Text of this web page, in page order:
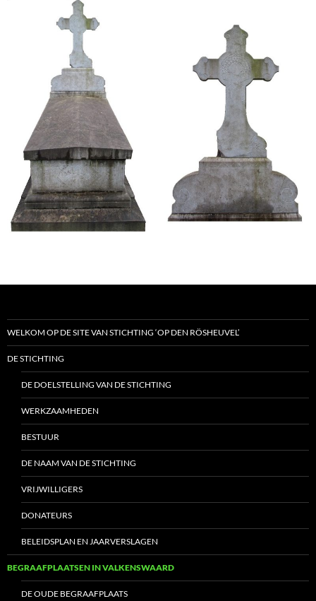
WELKOM OP DE SITE VAN STICHTING ‘OP DEN RÖSHEUVEL’
DE STICHTING
DE DOELSTELLING VAN DE STICHTING
WERKZAAMHEDEN
BESTUUR
DE NAAM VAN DE STICHTING
VRIJWILLIGERS
DONATEURS
BELEIDSPLAN EN JAARVERSLAGEN
BEGRAAFPLAATSEN IN VALKENSWAARD
DE OUDE BEGRAAFPLAATS